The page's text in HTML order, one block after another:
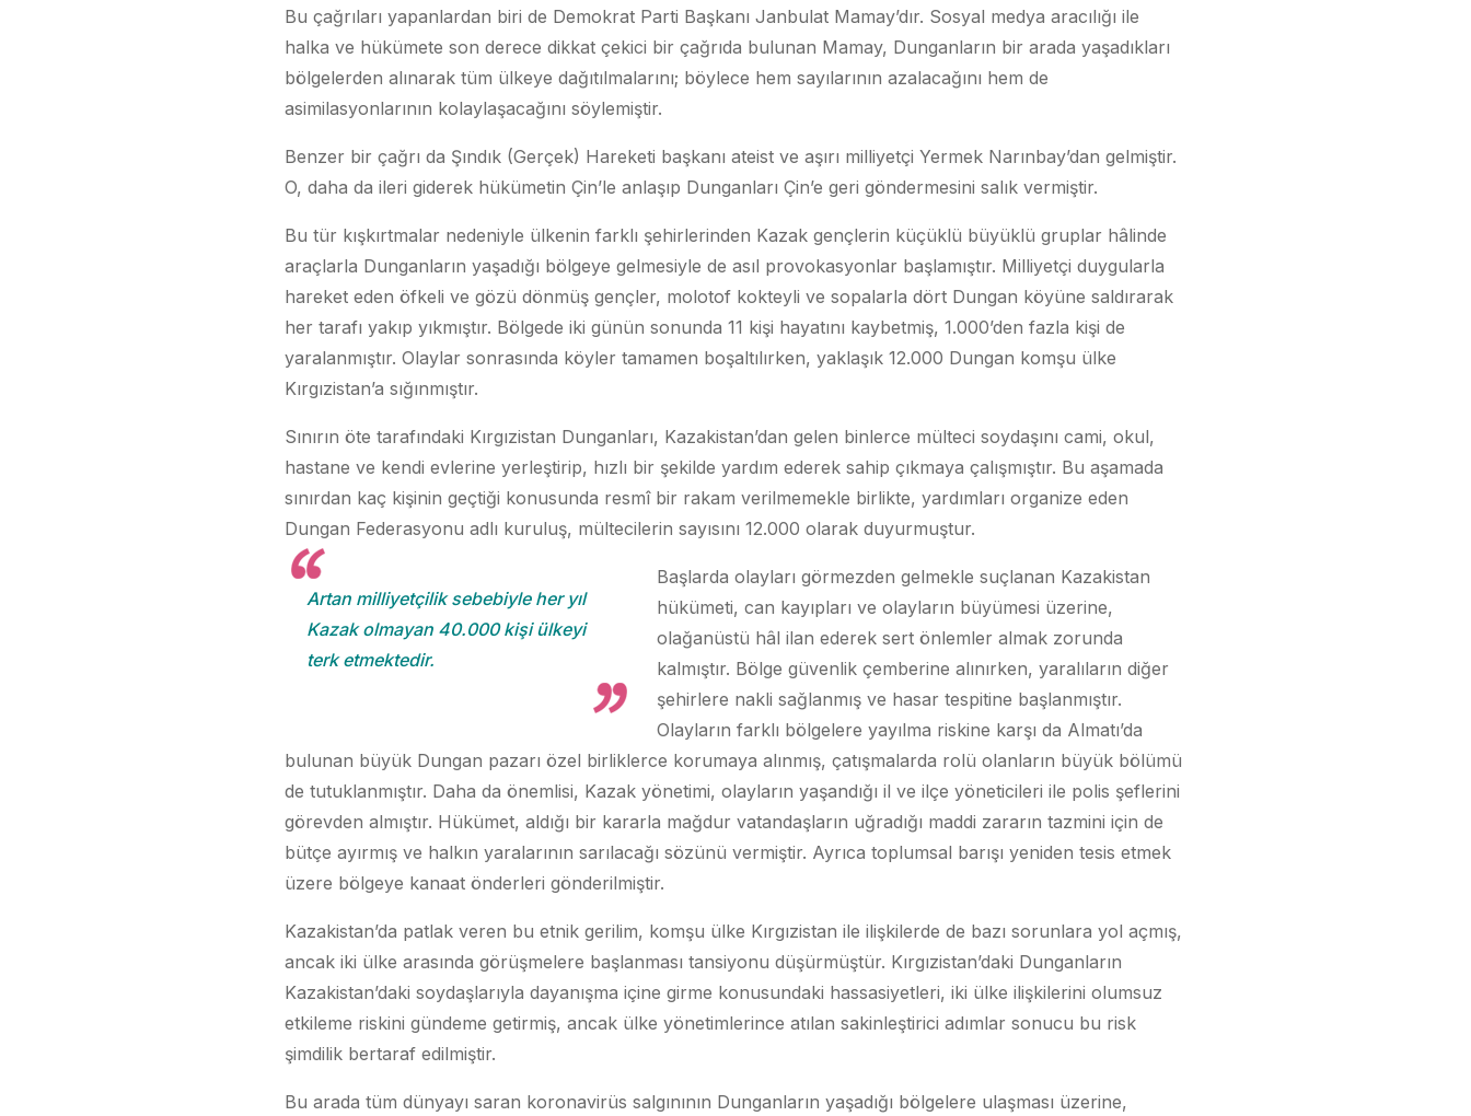
Bu çağrıları yapanlardan biri de Demokrat Parti Başkanı Janbulat Mamay’dır. Sosyal medya aracılığı ile
halka ve hükümete son derece dikkat çekici bir çağrıda bulunan Mamay, Dunganların bir arada yaşadıkları
bölgelerden alınarak tüm ülkeye dağıtılmalarını; böylece hem sayılarının azalacağını hem de
asimilasyonlarının kolaylaşacağını söylemiştir.
Benzer bir çağrı da Şındık (Gerçek) Hareketi başkanı ateist ve aşırı milliyetçi Yermek Narınbay’dan gelmiştir.
O, daha da ileri giderek hükümetin Çin’le anlaşıp Dunganları Çin’e geri göndermesini salık vermiştir.
Bu tür kışkırtmalar nedeniyle ülkenin farklı şehirlerinden Kazak gençlerin küçüklü büyüklü gruplar hâlinde
araçlarla Dunganların yaşadığı bölgeye gelmesiyle de asıl provokasyonlar başlamıştır. Milliyetçi duygularla
hareket eden öfkeli ve gözü dönmüş gençler, molotof kokteyli ve sopalarla dört Dungan köyüne saldırarak
her tarafı yakıp yıkmıştır. Bölgede iki günün sonunda 11 kişi hayatını kaybetmiş, 1.000’den fazla kişi de
yaralanmıştır. Olaylar sonrasında köyler tamamen boşaltılırken, yaklaşık 12.000 Dungan komşu ülke
Kırgızistan’a sığınmıştır.
Sınırın öte tarafındaki Kırgızistan Dunganları, Kazakistan’dan gelen binlerce mülteci soydaşını cami, okul,
hastane ve kendi evlerine yerleştirip, hızlı bir şekilde yardım ederek sahip çıkmaya çalışmıştır. Bu aşamada
sınırdan kaç kişinin geçtiği konusunda resmî bir rakam verilmemekle birlikte, yardımları organize eden
Dungan Federasyonu adlı kuruluş, mültecilerin sayısını 12.000 olarak duyurmuştur.
Artan milliyetçilik sebebiyle her yıl
Kazak olmayan 40.000 kişi ülkeyi
terk etmektedir.
Başlarda olayları görmezden gelmekle suçlanan Kazakistan
hükümeti, can kayıpları ve olayların büyümesi üzerine,
olağanüstü hâl ilan ederek sert önlemler almak zorunda
kalmıştır. Bölge güvenlik çemberine alınırken, yaralıların diğer
şehirlere nakli sağlanmış ve hasar tespitine başlanmıştır.
Olayların farklı bölgelere yayılma riskine karşı da Almatı’da
bulunan büyük Dungan pazarı özel birliklerce korumaya alınmış, çatışmalarda rolü olanların büyük bölümü
de tutuklanmıştır. Daha da önemlisi, Kazak yönetimi, olayların yaşandığı il ve ilçe yöneticileri ile polis şeflerini
görevden almıştır. Hükümet, aldığı bir kararla mağdur vatandaşların uğradığı maddi zararın tazmini için de
bütçe ayırmış ve halkın yaralarının sarılacağı sözünü vermiştir. Ayrıca toplumsal barışı yeniden tesis etmek
üzere bölgeye kanaat önderleri gönderilmiştir.
Kazakistan’da patlak veren bu etnik gerilim, komşu ülke Kırgızistan ile ilişkilerde de bazı sorunlara yol açmış,
ancak iki ülke arasında görüşmelere başlanması tansiyonu düşürmüştür. Kırgızistan’daki Dunganların
Kazakistan’daki soydaşlarıyla dayanışma içine girme konusundaki hassasiyetleri, iki ülke ilişkilerini olumsuz
etkileme riskini gündeme getirmiş, ancak ülke yönetimlerince atılan sakinleştirici adımlar sonucu bu risk
şimdilik bertaraf edilmiştir.
Bu arada tüm dünyayı saran koronavirüs salgınının Dunganların yaşadığı bölgelere ulaşması üzerine,